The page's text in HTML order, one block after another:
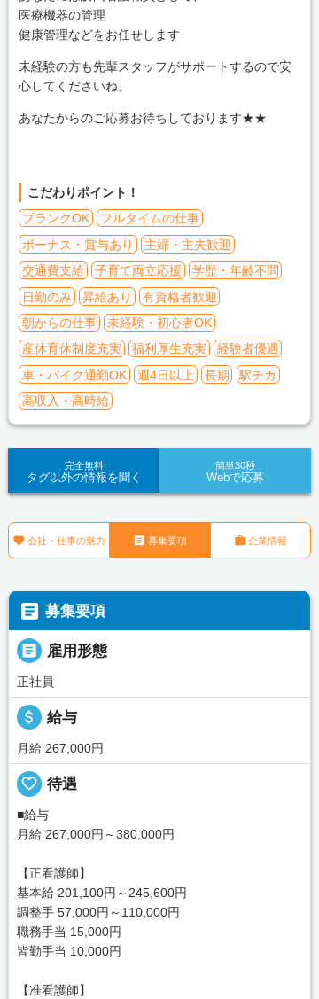
医療機器の管理
健康管理などをお任せします
未経験の方も先輩スタッフがサポートするので安
心してくださいね。
あなたからのご応募お待ちしております★★
こだわりポイント！
ブランクOK
フルタイムの仕事
ボーナス・賞与あり
主婦・主夫歓迎
交通費支給
子育て両立応援
学歴・年齢不問
日勤のみ
昇給あり
有資格者歓迎
朝からの仕事
未経験・初心者OK
産休育休制度充実
福利厚生充実
経験者優遇
車・バイク通勤OK
週4日以上 長期
駅チカ
高収入・高時給
完全無料
タグ以外の情報を聞く
簡単30秒
Webで応募
 会社・仕事の魅力  募集要項 企業情報
 募集要項
 雇用形態
正社員
attach_money 給与
月給 267,000円
favorite_border 待遇
■給与
月給 267,000円～380,000円
【正看護師】
基本給 201,100円～245,600円
調整手 57,000円～110,000円
職務手当 15,000円
皆勤手当 10,000円
【准看護師】